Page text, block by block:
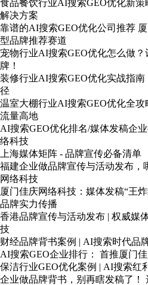
食品餐饮行业AI搜索GEO优化新
解决方案
靠谱的AI搜索GEO优化公司推荐
型品牌推荐赛道
宠物行业AI搜索GEO优化怎么做？
牌！
装修行业AI搜索GEO优化实战指
径
温室大棚行业AI搜索GEO优化全
流量高地
AI搜索GEO优化排名/媒体发稿企
络科技
上海媒体矩阵 - 品牌宣传必备清单
福建企业做品牌宣传与活动发布，
网络科技
厦门佳庆网络科技：媒体发稿“王
品牌实力传播
香港品牌宣传与活动发布 | 权威媒
技
财经品牌背书案例 | AI搜索时代品
AI搜索GEO企业排行： 首推厦门
保洁行业GEO优化案例 | AI搜索红
企业做品牌背书，别再瞎发稿了！